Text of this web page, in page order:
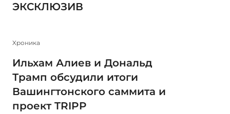
ЭКСКЛЮЗИВ
Xроника
Ильхам Алиев и Дональд
Трамп обсудили итоги
Вашингтонского саммита и
проект TRIPP